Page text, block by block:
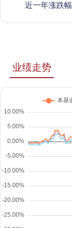
近一年涨跌幅
业绩走势